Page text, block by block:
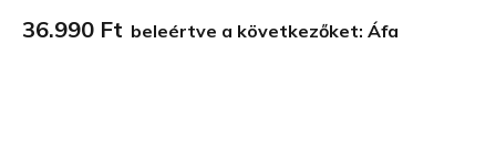
36.990 Ft beleértve a következőket: Áfa